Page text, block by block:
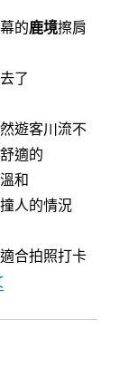
的鹿境擦肩
了
遊客川流不
適的
和
人的情況
合拍照打卡
〈鹿境~來跟可愛